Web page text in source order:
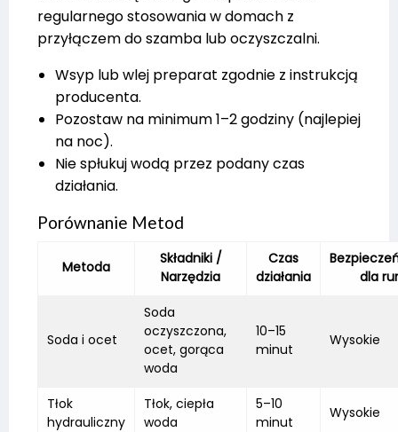
regularnego stosowania w domach z
przyłączem do szamba lub oczyszczalni.
Wsyp lub wlej preparat zgodnie z instrukcją
producenta.
Pozostaw na minimum 1–2 godziny (najlepiej
na noc).
Nie spłukuj wodą przez podany czas
działania.
Porównanie Metod
Metoda
Składniki /
Narzędzia
Czas
działania
dla rur
Soda i ocet
Soda
oczyszczona,
ocet, gorąca
woda
10–15
minut
Wysokie
Tłok
hydrauliczny
Tłok, ciepła
woda
5–10
minut
Wysokie